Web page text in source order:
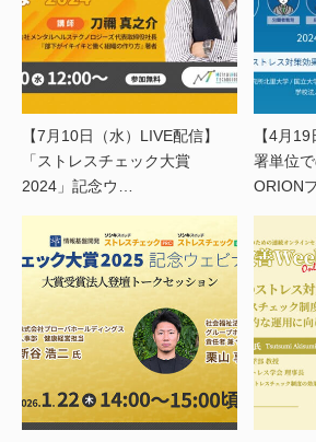
【7月10日（水）LIVE配信】
「ストレスチェック大賞
2024」記念ウ…
【4月
署単位
ORION